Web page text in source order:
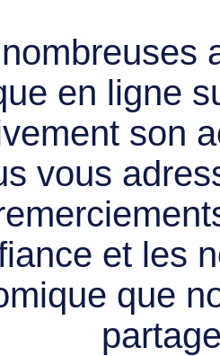
en ligne
son
vous
et les
que